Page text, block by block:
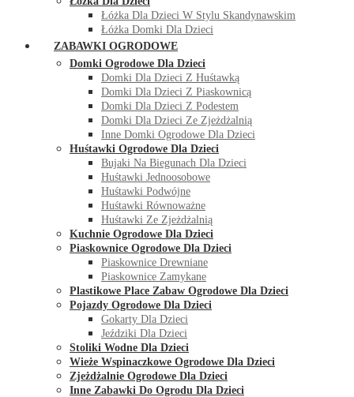
Łóżka Dla Dzieci W Stylu Skandynawskim
Łóżka Domki Dla Dzieci
ZABAWKI OGRODOWE
Domki Ogrodowe Dla Dzieci
Domki Dla Dzieci Z Huśtawką
Domki Dla Dzieci Z Piaskownicą
Domki Dla Dzieci Z Podestem
Domki Dla Dzieci Ze Zjeżdżalnią
Inne Domki Ogrodowe Dla Dzieci
Huśtawki Ogrodowe Dla Dzieci
Bujaki Na Biegunach Dla Dzieci
Huśtawki Jednoosobowe
Huśtawki Podwójne
Huśtawki Równoważne
Huśtawki Ze Zjeżdżalnią
Kuchnie Ogrodowe Dla Dzieci
Piaskownice Ogrodowe Dla Dzieci
Piaskownice Drewniane
Piaskownice Zamykane
Plastikowe Place Zabaw Ogrodowe Dla Dzieci
Pojazdy Ogrodowe Dla Dzieci
Gokarty Dla Dzieci
Jeździki Dla Dzieci
Stoliki Wodne Dla Dzieci
Wieże Wspinaczkowe Ogrodowe Dla Dzieci
Zjeżdżalnie Ogrodowe Dla Dzieci
Inne Zabawki Do Ogrodu Dla Dzieci